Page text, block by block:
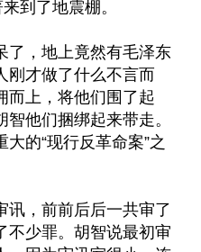
到了地震棚。
了，地上竟然有毛泽东
刚才做了什么不言而
而上，将他们围了起
他们捆绑起来带走。
的“现行反革命案”之
讯，前前后后一共审了
不少罪。胡智说最初审